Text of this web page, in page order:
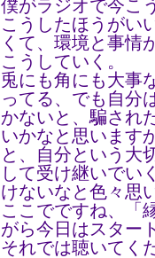
僕がラジオで今こ
こうしたほうがい
くて、環境と事情
こうしていく。
兎にも角にも大事
ってる、でも自分
かないと、騙され
いかなと思います
と、自分という大
して受け継いでい
けないなと色々思
ここでですね、「
がら今日はスター
それでは聴いてく